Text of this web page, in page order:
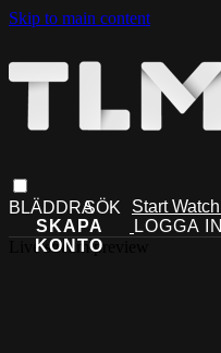
Skip to main content
Start
Live stream preview